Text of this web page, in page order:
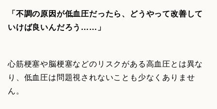
「不調の原因が低血圧だったら、どうやって改善して
いけば良いんだろう……」
心筋梗塞や脳梗塞などのリスクがある高血圧とは異な
り、低血圧は問題視されないことも少なくありませ
ん。